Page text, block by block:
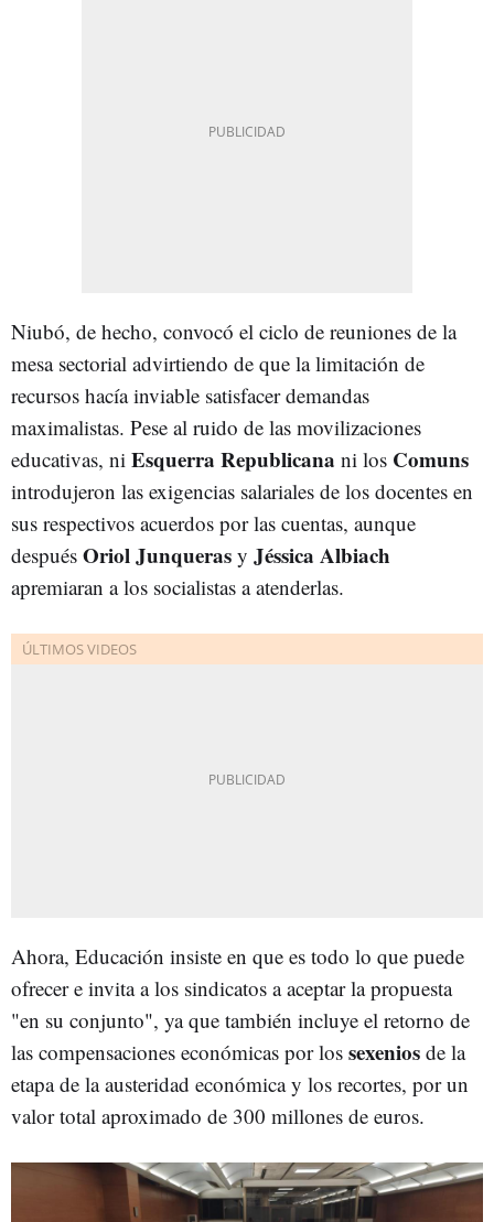
Niubó, de hecho, convocó el ciclo de reuniones de la
mesa sectorial advirtiendo de que la limitación de
recursos hacía inviable satisfacer demandas
maximalistas. Pese al ruido de las movilizaciones
educativas, ni Esquerra Republicana ni los Comuns
introdujeron las exigencias salariales de los docentes en
sus respectivos acuerdos por las cuentas, aunque
después Oriol Junqueras y Jéssica Albiach
apremiaran a los socialistas a atenderlas.
Ahora, Educación insiste en que es todo lo que puede
ofrecer e invita a los sindicatos a aceptar la propuesta
"en su conjunto", ya que también incluye el retorno de
las compensaciones económicas por los sexenios de la
etapa de la austeridad económica y los recortes, por un
valor total aproximado de 300 millones de euros.